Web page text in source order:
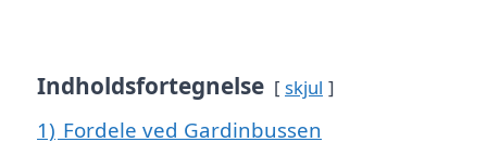
Indholdsfortegnelse skjul
1) Fordele ved Gardinbussen